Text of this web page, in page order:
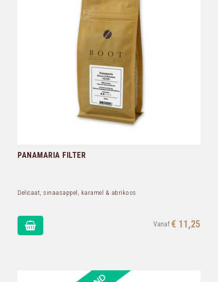
PANAMARIA FILTER
Delicaat, sinaasappel, karamel & abrikoos
€ 11,25